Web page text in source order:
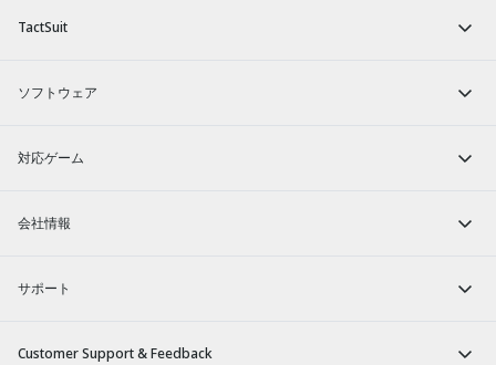
TactSuit
ソフトウェア
対応ゲーム
会社情報
サポート
Customer Support & Feedback